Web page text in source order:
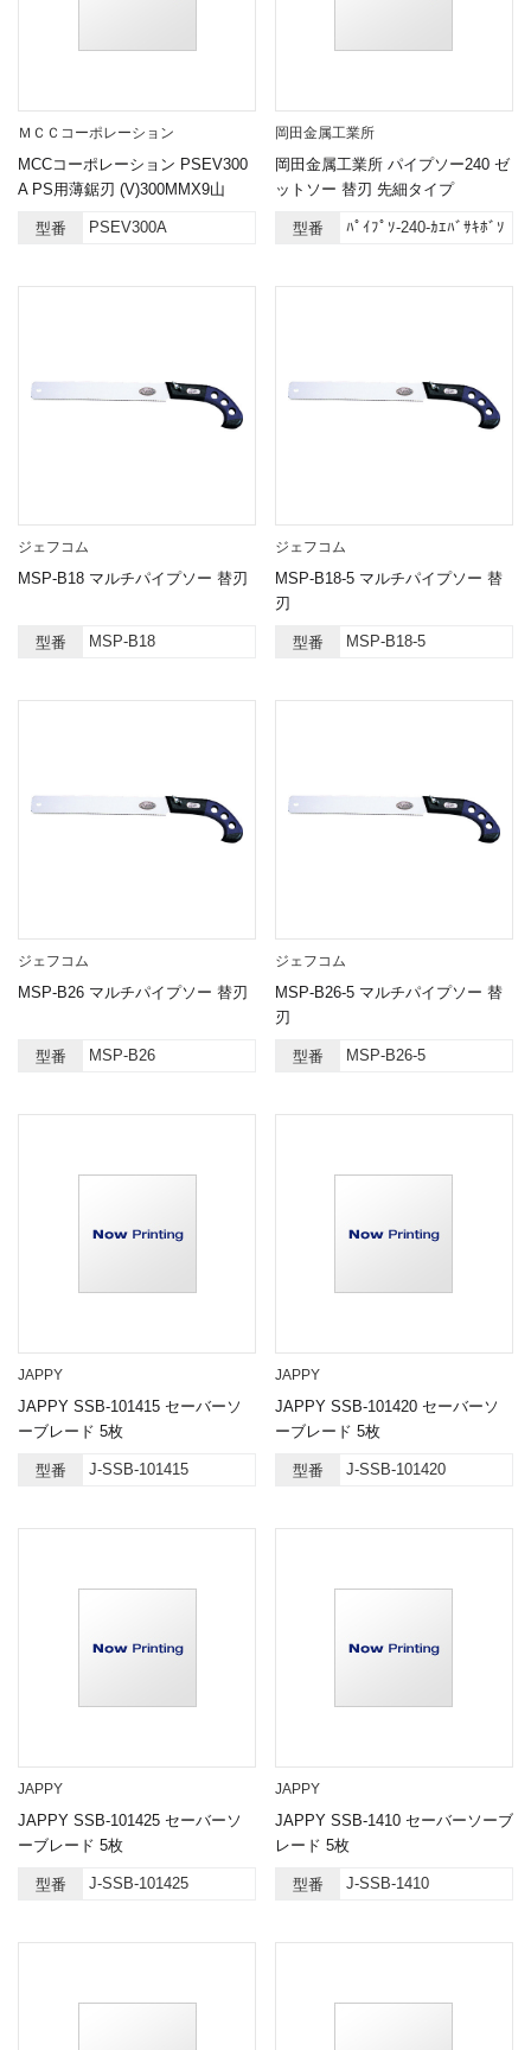
ＭＣＣコーポレーション
MCCコーポレーション PSEV300
A PS用薄鋸刃 (V)300MMX9山
型番 PSEV300A
岡田金属工業所
岡田金属工業所 パイプソー240 ゼ
ットソー 替刃 先細タイプ
型番 ﾊﾟｲﾌﾟｿ-240-ｶｴﾊﾞｻｷﾎﾞｿ
ジェフコム
MSP-B18 マルチパイプソー 替刃
型番 MSP-B18
ジェフコム
MSP-B18-5 マルチパイプソー 替
刃
型番 MSP-B18-5
ジェフコム
MSP-B26 マルチパイプソー 替刃
型番 MSP-B26
ジェフコム
MSP-B26-5 マルチパイプソー 替
刃
型番 MSP-B26-5
JAPPY
JAPPY SSB-101415 セーバーソ
ーブレード 5枚
型番 J-SSB-101415
JAPPY
JAPPY SSB-101420 セーバーソ
ーブレード 5枚
型番 J-SSB-101420
JAPPY
JAPPY SSB-101425 セーバーソ
ーブレード 5枚
型番 J-SSB-101425
JAPPY
JAPPY SSB-1410 セーバーソーブ
レード 5枚
型番 J-SSB-1410